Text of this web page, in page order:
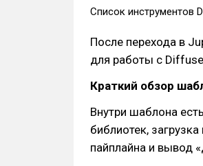
Список инструментов
После перехода в
для работы с
Краткий обзор
Внутри шаблона
библиотек,
пайплайна и вывод